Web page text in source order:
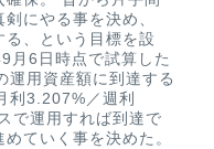
にやる事を決め、
、という目標を設
月6日時点で試算した
運用資産額に到達する
利3.207%／週利
で運用すれば到達で
ていく事を決めた。